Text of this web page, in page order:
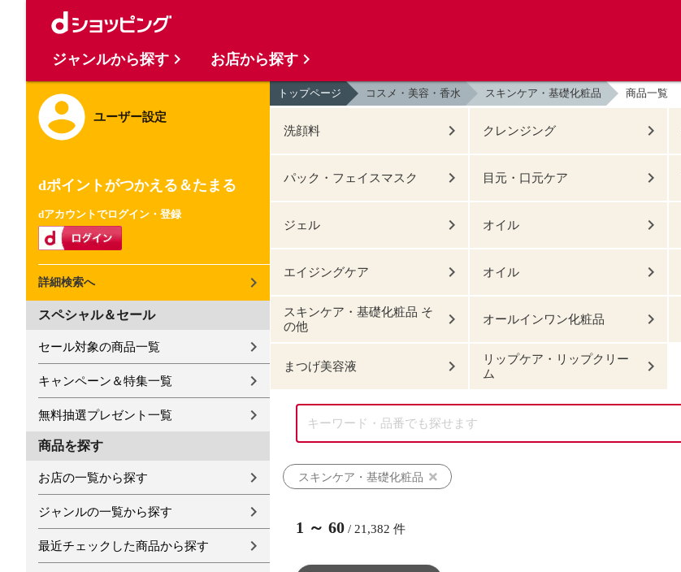
ユーザー設定
dポイントがつかえる＆たまる
dアカウントでログイン・登録
詳細検索へ
スペシャル＆セール
セール対象の商品一覧
キャンペーン＆特集一覧
無料抽選プレゼント一覧
商品を探す
お店の一覧から探す
ジャンルの一覧から探す
最近チェックした商品から探す
トップページ コスメ・美容・香水 スキンケア・基礎化粧品 商品一覧
洗顔料 クレンジング
パック・フェイスマスク 目元・口元ケア
ジェル オイル
エイジングケア オイル
スキンケア・基礎化粧品 そ
の他
オールインワン化粧品
まつげ美容液
リップケア・リップクリー
ム
スキンケア・基礎化粧品
1 ～ 60 / 21,382 件
ジャンルから探す お店から探す